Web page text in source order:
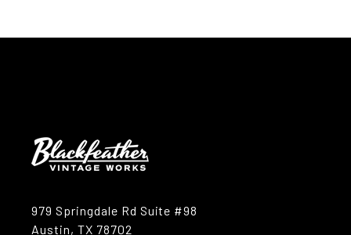
979 Springdale Rd Suite #98
Austin, TX 78702